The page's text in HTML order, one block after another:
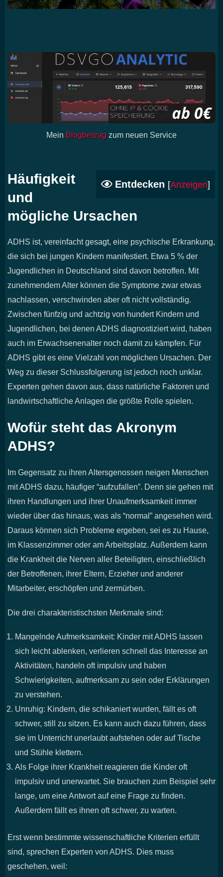
Mein Blogbeitrag zum neuen Service
Entdecken [Anzeigen]
Häufigkeit
und
mögliche Ursachen
ADHS ist, vereinfacht gesagt, eine psychische Erkrankung,
die sich bei jungen Kindern manifestiert. Etwa 5 % der
Jugendlichen in Deutschland sind davon betroffen. Mit
zunehmendem Alter können die Symptome zwar etwas
nachlassen, verschwinden aber oft nicht vollständig.
Zwischen fünfzig und achtzig von hundert Kindern und
Jugendlichen, bei denen ADHS diagnostiziert wird, haben
auch im Erwachsenenalter noch damit zu kämpfen. Für
ADHS gibt es eine Vielzahl von möglichen Ursachen. Der
Weg zu dieser Schlussfolgerung ist jedoch noch unklar.
Experten gehen davon aus, dass natürliche Faktoren und
landwirtschaftliche Anlagen die größte Rolle spielen.
Wofür steht das Akronym
ADHS?
Im Gegensatz zu ihren Altersgenossen neigen Menschen
mit ADHS dazu, häufiger “aufzufallen”. Denn sie gehen mit
ihren Handlungen und ihrer Unaufmerksamkeit immer
wieder über das hinaus, was als “normal” angesehen wird.
Daraus können sich Probleme ergeben, sei es zu Hause,
im Klassenzimmer oder am Arbeitsplatz. Außerdem kann
die Krankheit die Nerven aller Beteiligten, einschließlich
der Betroffenen, ihrer Eltern, Erzieher und anderer
Mitarbeiter, erschöpfen und zermürben.
Die drei charakteristischsten Merkmale sind:
Mangelnde Aufmerksamkeit: Kinder mit ADHS lassen
sich leicht ablenken, verlieren schnell das Interesse an
Aktivitäten, handeln oft impulsiv und haben
Schwierigkeiten, aufmerksam zu sein oder Erklärungen
zu verstehen.
Unruhig: Kindern, die schikaniert wurden, fällt es oft
schwer, still zu sitzen. Es kann auch dazu führen, dass
sie im Unterricht unerlaubt aufstehen oder auf Tische
und Stühle klettern.
Als Folge ihrer Krankheit reagieren die Kinder oft
impulsiv und unerwartet. Sie brauchen zum Beispiel sehr
lange, um eine Antwort auf eine Frage zu finden.
Außerdem fällt es ihnen oft schwer, zu warten.
Erst wenn bestimmte wissenschaftliche Kriterien erfüllt
sind, sprechen Experten von ADHS. Dies muss
geschehen, weil: